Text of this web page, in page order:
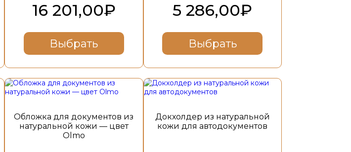
16 201,00₽
Выбрать
5 286,00₽
Выбрать
странице
Обложка для документов из
натуральной кожи — цвет
Olmo
Этот
товар
вариаций.
Опции
Докхолдер из натуральной
кожи для автодокументов
Этот
товар
вариаций.
Опции